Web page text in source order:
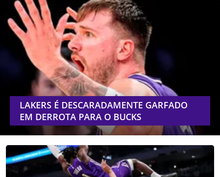
LAKERS É DESCARADAMENTE GARFADO
EM DERROTA PARA O BUCKS